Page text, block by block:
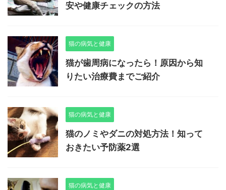
安や健康チェックの方法
猫の病気と健康
猫が歯周病になったら！原因から知
りたい治療費までご紹介
猫の病気と健康
猫のノミやダニの対処方法！知って
おきたい予防薬2選
猫の病気と健康